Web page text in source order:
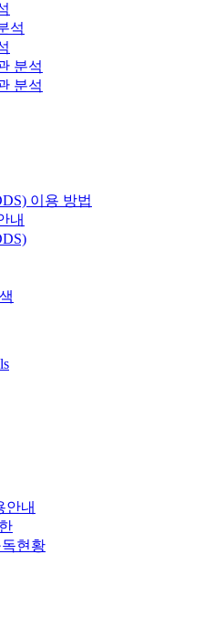
석
분석
분석
이용 방법
내
안내
현황